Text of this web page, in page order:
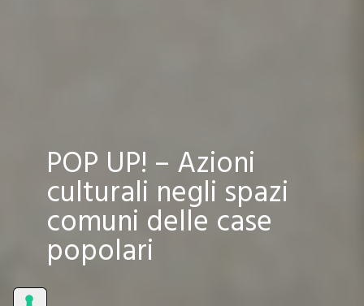
POP UP! – Azioni
culturali negli spazi
comuni delle case
popolari